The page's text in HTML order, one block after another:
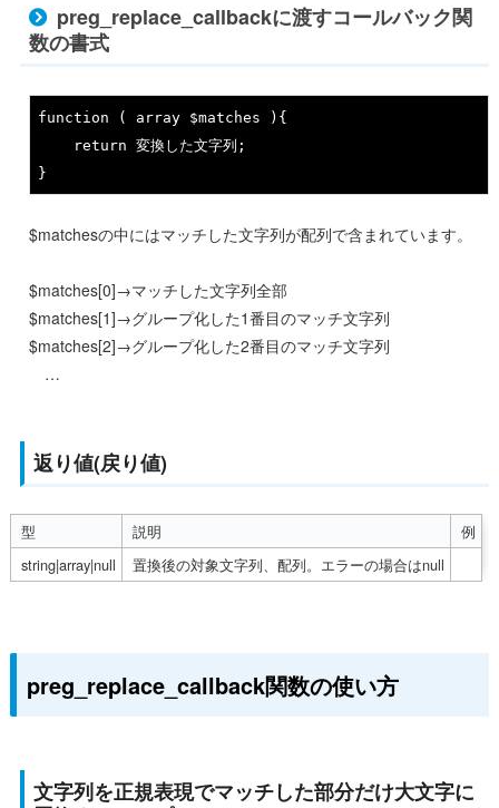
preg_replace_callbackに渡すコールバック関
数の書式
function ( array
	return
変換した文字列;
}
$matchesの中にはマッチした文字列が配列で含まれています。
$matches[0]→マッチした文字列全部
$matches[1]→グループ化した1番目のマッチ文字列
$matches[2]→グループ化した2番目のマッチ文字列
…
返り値(戻り値)
型 説明
例
string|array|null
置換後の対象文字列、配列。エラーの場合はnull
preg_replace_callback関数の使い方
文字列を正規表現でマッチした部分だけ大文字に